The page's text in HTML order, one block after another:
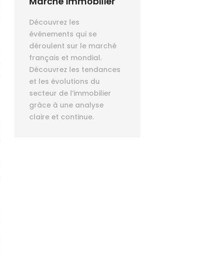
Découvrez les
événements qui se
déroulent sur le marché
français et mondial.
Découvrez les tendances
et les évolutions du
secteur de l’immobilier
grâce à une analyse
claire et continue.